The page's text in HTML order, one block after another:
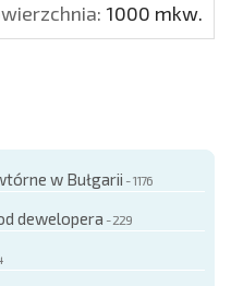
1000 mkw.
w Bułgarii - 1176
dewelopera - 229